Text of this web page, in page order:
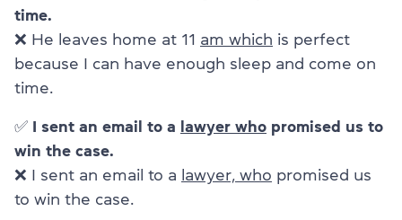
time.
❌ He leaves home at 11 am which is perfect
because I can have enough sleep and come on
time.
✅ I sent an email to a lawyer who promised us to
win the case.
❌ I sent an email to a
lawyer, who promised us
to win the case.